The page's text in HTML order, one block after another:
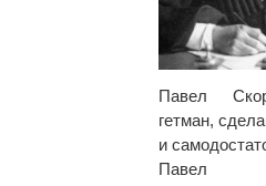
Павел
гетман,
и
Павел